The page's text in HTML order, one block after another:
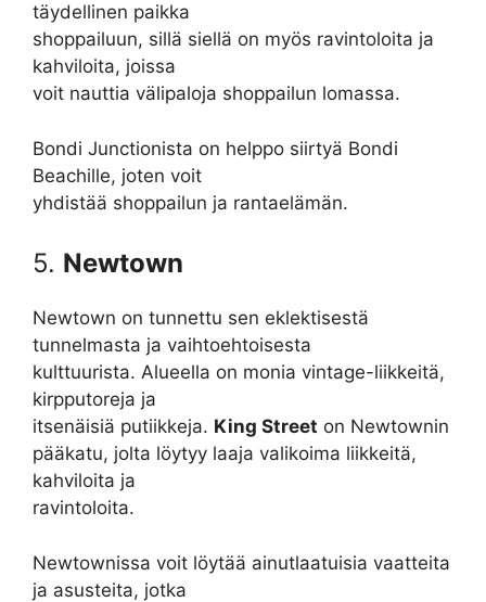
täydellinen paikka
shoppailuun, sillä siellä on myös ravintoloita ja
kahviloita, joissa
voit nauttia välipaloja shoppailun lomassa.
Bondi Junctionista on helppo siirtyä Bondi
Beachille, joten voit
yhdistää shoppailun ja rantaelämän.
5. Newtown
Newtown on tunnettu sen eklektisestä
tunnelmasta ja vaihtoehtoisesta
kulttuurista. Alueella on monia vintage-liikkeitä,
kirpputoreja ja
itsenäisiä putiikkeja. King Street on Newtownin
pääkatu, jolta löytyy laaja valikoima liikkeitä,
kahviloita ja
ravintoloita.
Newtownissa voit löytää ainutlaatuisia vaatteita
ja asusteita, jotka